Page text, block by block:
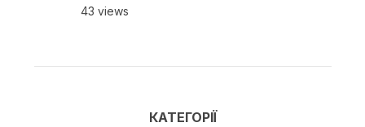
43 views
КАТЕГОРІЇ